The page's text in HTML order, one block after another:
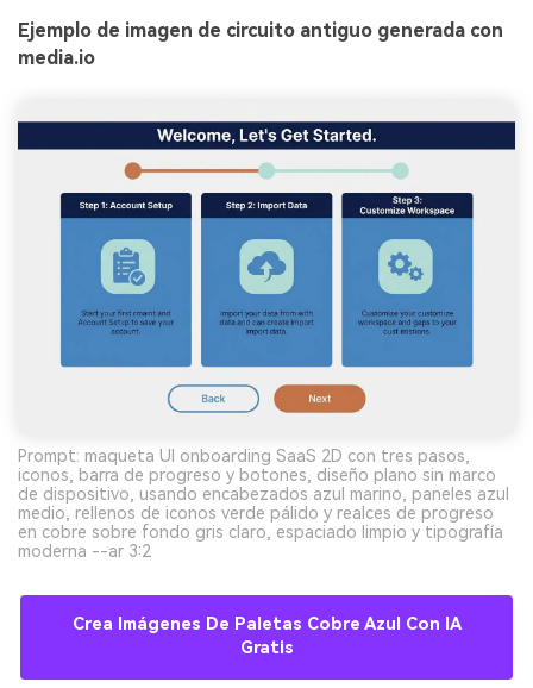
Ejemplo de imagen de circuito antiguo generada con
media.io
Prompt: maqueta UI onboarding SaaS 2D con tres pasos,
iconos, barra de progreso y botones, diseño plano sin marco
de dispositivo, usando encabezados azul marino, paneles azul
medio, rellenos de iconos verde pálido y realces de progreso
en cobre sobre fondo gris claro, espaciado limpio y tipografía
moderna --ar 3:2
Crea Imágenes De Paletas Cobre Azul Con IA
Gratis